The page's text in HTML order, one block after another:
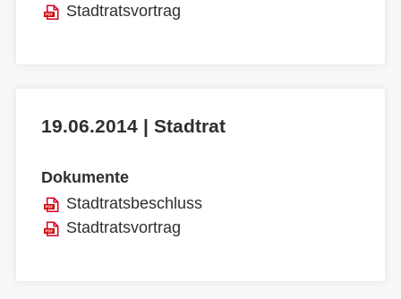
Stadtratsvortrag
19.06.2014 | Stadtrat
Dokumente
Stadtratsbeschluss
Stadtratsvortrag